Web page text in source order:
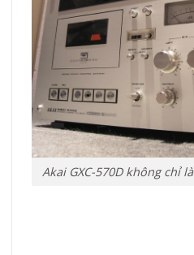
Akai GXC-570D không chỉ